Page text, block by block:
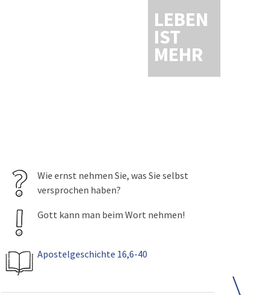
LEBEN
IST
MEHR
Wie ernst nehmen Sie, was Sie selbst
versprochen haben?
Gott kann man beim Wort nehmen!
Apostelgeschichte 16,6-40